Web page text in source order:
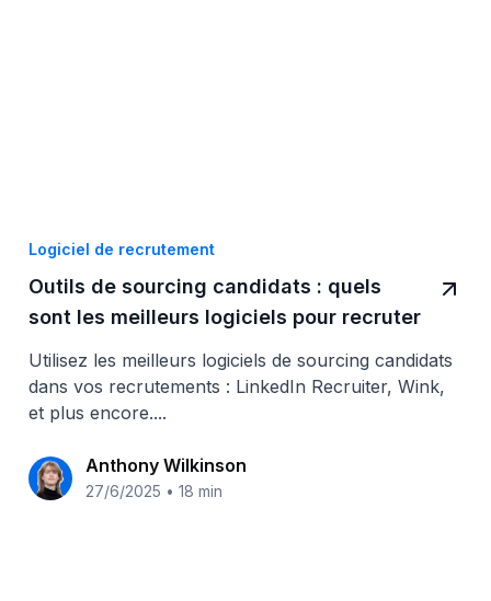
Logiciel de recrutement
Outils de sourcing candidats : quels
sont les meilleurs logiciels pour recruter
?
Utilisez les meilleurs logiciels de sourcing candidats
dans vos recrutements : LinkedIn Recruiter, Wink,
et plus encore....
Anthony Wilkinson
27/6/2025 • 18 min